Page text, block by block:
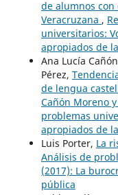
de alumnos
Veracruzana ,
universitarios:
apropiados de
Ana Lucía
Pérez,
de lengua
Cañón Moreno
problemas
apropiados de
Luis Porter, La
Análisis de
(2017): La
pública